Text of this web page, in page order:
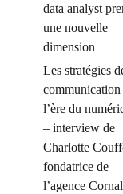
data analyst
une nouvelle
dimension
Les stratégies
communication
l’ère du
– interview de
Charlotte
fondatrice de
l’agence